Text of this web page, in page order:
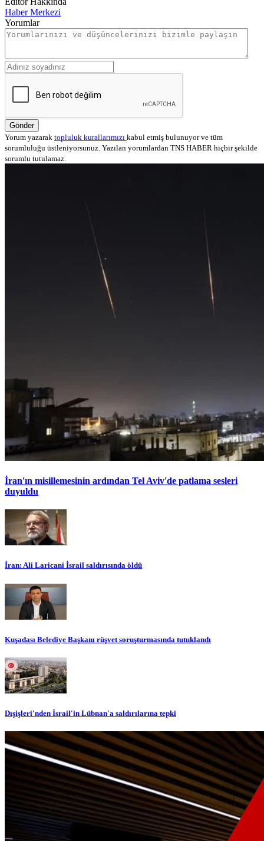
Haber Merkezi
Yorumlar
Gönder
Yorum yazarak topluluk kurallarımızı kabul etmiş bulunuyor ve tüm
sorumluluğu üstleniyorsunuz. Yazılan yorumlardan TNS HABER hiçbir şekilde
sorumlu tutulamaz.
İran'ın misillemesinin ardından Tel Aviv'de patlama sesleri
duyuldu
İran: Ali Laricani İsrail saldırısında öldü
Kuşadası Belediye Başkanı rüşvet soruşturmasında tutuklandı
Dışişleri'nden İsrail'in Lübnan'a saldırılarına tepki